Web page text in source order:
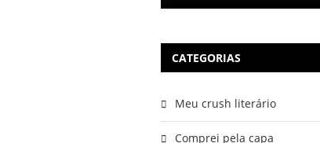
CATEGORIAS
Meu crush literário
Comprei pela capa